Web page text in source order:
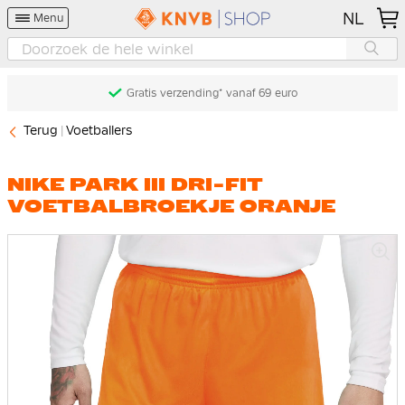
Menu NL
Gratis verzending* vanaf 69 euro
Terug Voetballers
NIKE PARK III DRI-FIT
VOETBALBROEKJE ORANJE